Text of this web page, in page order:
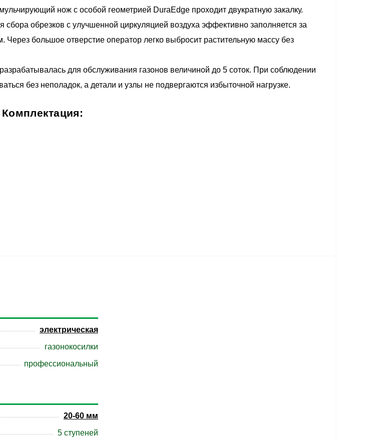
нож с особой геометрией DuraEdge проходит двукратную закалку.
сбора обрезков с улучшенной циркуляцией воздуха эффективно заполняется за
Через большое отверстие оператор легко выбросит растительную массу без
для обслуживания газонов величиной до 5 соток. При соблюдении
без неполадок, а детали и узлы не подвергаются избыточной нагрузке.
Комплектация:
электрическая
газонокосилки
профессиональный
20-60 мм
5 ступеней